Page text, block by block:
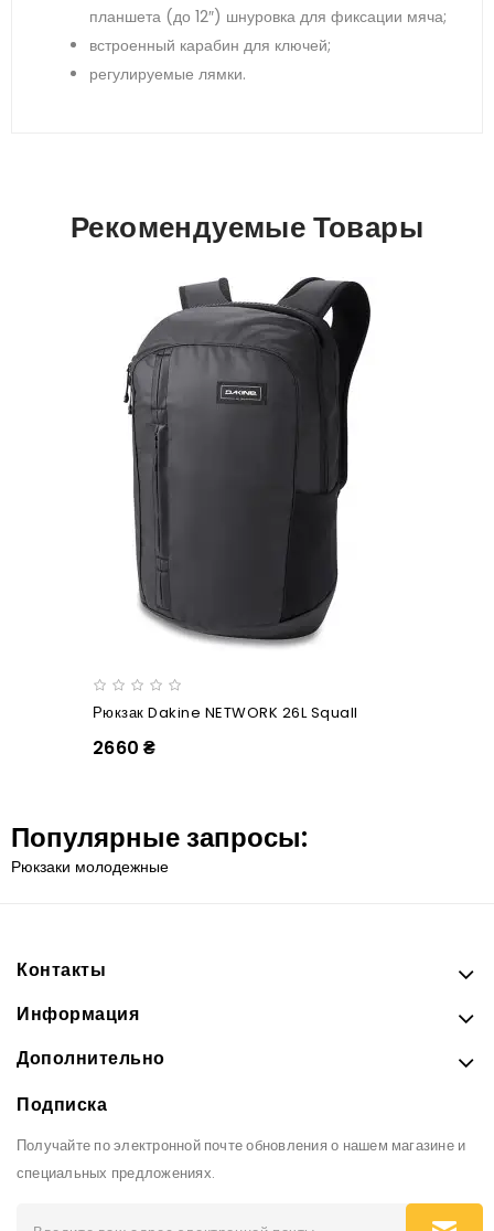
планшета (до 12″) шнуровка для фиксации мяча;
встроенный карабин для ключей;
регулируемые лямки.
Рекомендуемые Товары
Рюкзак Dakine NETWORK 26L Squall
2660 ₴
Популярные запросы:
Рюкзаки молодежные
Контакты
Информация
Дополнительно
Подписка
Получайте по электронной почте обновления о нашем магазине и
специальных предложениях.